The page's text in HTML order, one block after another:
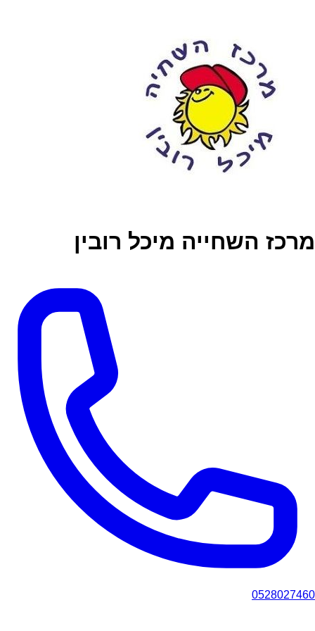
מרכז השחייה מיכל רובין
0528027460